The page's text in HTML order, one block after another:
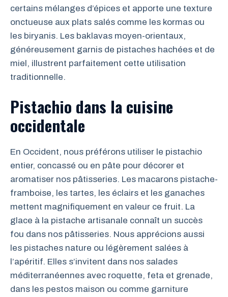
certains mélanges d’épices et apporte une texture
onctueuse aux plats salés comme les kormas ou
les biryanis. Les baklavas moyen-orientaux,
généreusement garnis de pistaches hachées et de
miel, illustrent parfaitement cette utilisation
traditionnelle.
Pistachio dans la cuisine
occidentale
En Occident, nous préférons utiliser le pistachio
entier, concassé ou en pâte pour décorer et
aromatiser nos pâtisseries. Les macarons pistache-
framboise, les tartes, les éclairs et les ganaches
mettent magnifiquement en valeur ce fruit. La
glace à la pistache artisanale connaît un succès
fou dans nos pâtisseries. Nous apprécions aussi
les pistaches nature ou légèrement salées à
l’apéritif. Elles s’invitent dans nos salades
méditerranéennes avec roquette, feta et grenade,
dans les pestos maison ou comme garniture